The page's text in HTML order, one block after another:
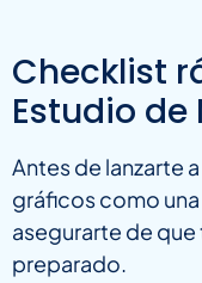
Checklist
Estudio de
Antes de lanzarte
gráficos como
asegurarte de
preparado.